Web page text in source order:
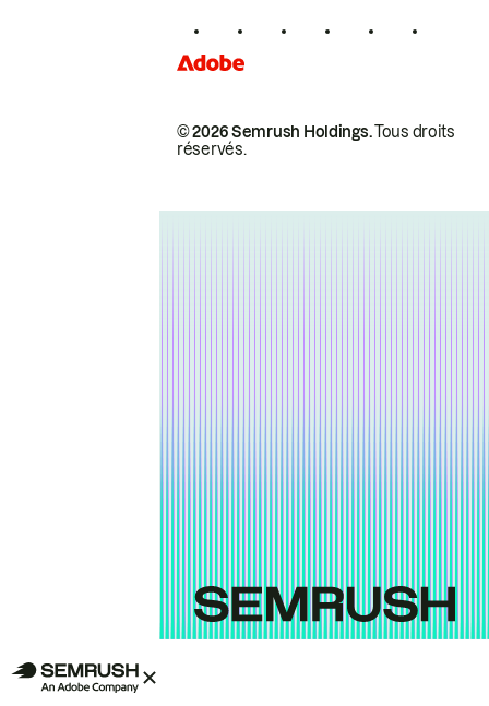
© 2026 Semrush Holdings.Tous droits
réservés.